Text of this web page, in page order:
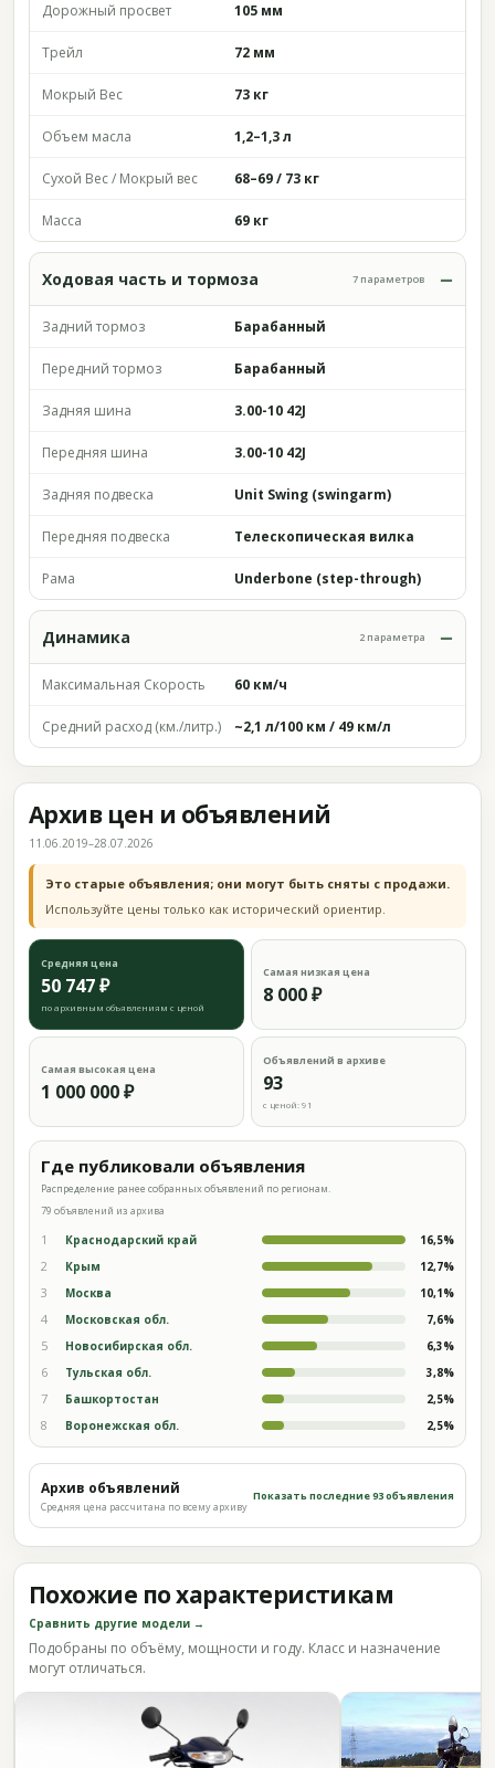
Дорожный просвет 105 мм
Трейл 72 мм
Мокрый Вес 73 кг
Объем масла 1,2–1,3 л
Сухой Вес / Мокрый вес 68–69 / 73 кг
Масса 69 кг
Ходовая часть и тормоза 7 параметров
Задний тормоз Барабанный
Передний тормоз Барабанный
Задняя шина 3.00-10 42J
Передняя шина 3.00-10 42J
Задняя подвеска Unit Swing (swingarm)
Передняя подвеска Телескопическая вилка
Рама Underbone (step-through)
Динамика 2 параметра
Максимальная Скорость 60 км/ч
Средний расход (км./литр.) ~2,1 л/100 км / 49 км/л
Архив цен и объявлений
11.06.2019–28.07.2026
Это старые объявления; они могут быть сняты с продажи.
Используйте цены только как исторический ориентир.
Средняя цена
50 747 ₽
по архивным объявлениям с ценой
Самая низкая цена
8 000 ₽
Самая высокая цена
1 000 000 ₽
Объявлений в архиве
93
с ценой: 91
Где публиковали объявления
Распределение ранее собранных объявлений по регионам.
79 объявлений из архива
1 Краснодарский край 16,5%
2 Крым 12,7%
3 Москва 10,1%
4 Московская обл. 7,6%
5 Новосибирская обл. 6,3%
6 Тульская обл. 3,8%
7 Башкортостан 2,5%
8 Воронежская обл. 2,5%
Архив объявлений
Средняя цена рассчитана по всему архиву
Показать последние 93 объявления
Похожие по характеристикам
Сравнить другие модели →
Подобраны по объёму, мощности и году. Класс и назначение
могут отличаться.